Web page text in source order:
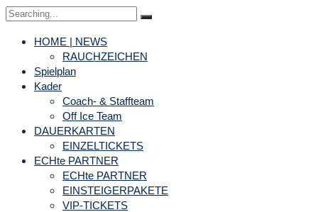
Search
HOME | NEWS
RAUCHZEICHEN
Spielplan
Kader
Coach- & Staffteam
Off Ice Team
DAUERKARTEN
EINZELTICKETS
ECHte PARTNER
ECHte PARTNER
EINSTEIGERPAKETE
VIP-TICKETS